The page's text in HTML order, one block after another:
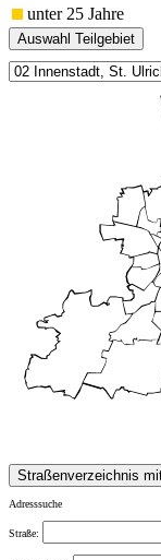
unter 25 Jahre
Adresssuche
Straße: